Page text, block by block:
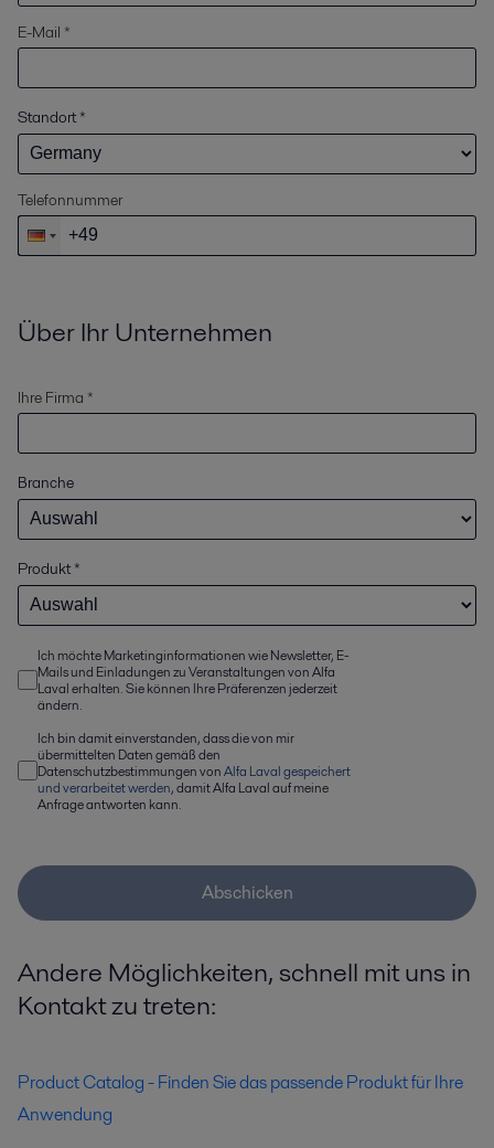
E-Mail *
Standort*
Telefonnummer
Über Ihr Unternehmen
Ihre Firma *
Branche
Produkt*
Ich möchte Marketinginformationen wie Newsletter, E-
Mails und Einladungen zu Veranstaltungen von Alfa
Laval erhalten. Sie können Ihre Präferenzen jederzeit
ändern.
Ich bin damit einverstanden, dass die von mir
übermittelten Daten gemäß den
Datenschutzbestimmungen vonAlfa Laval gespeichert
und verarbeitet werden, damit Alfa Laval auf meine
Anfrage antworten kann.
Abschicken
Andere Möglichkeiten, schnell mit uns in
Kontakt zu treten:
Product Catalog - Finden Sie das passende Produkt für Ihre
Anwendung